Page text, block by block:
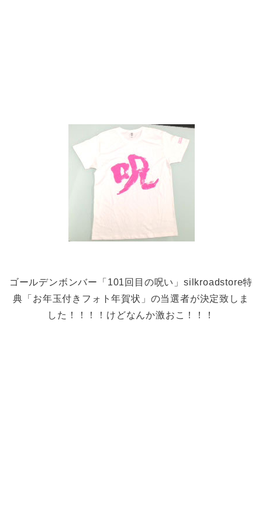
ゴールデンボンバー「101回目の呪い」silkroadstore特
典「お年玉付きフォト年賀状」の当選者が決定致しま
した！！！！けどなんか激おこ！！！